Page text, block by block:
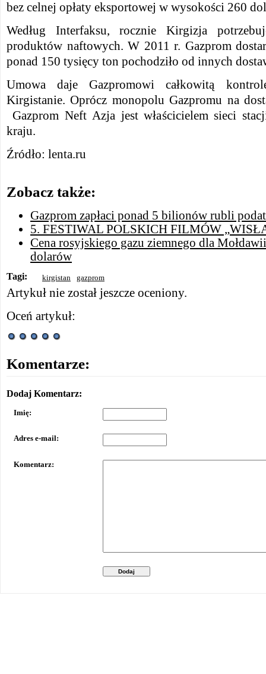
bez celnej opłaty eksportowej w wysokości 260
Według Interfaksu, rocznie Kirgizja
produktów naftowych. W 2011 r. Gazprom
ponad 150 tysięcy ton pochodziło od innych
Umowa daje Gazpromowi całkowitą
Kirgistanie. Oprócz monopolu Gazpromu na
Gazprom Neft Azja jest właścicielem sieci
kraju.
Źródło: lenta.ru
Zobacz także:
Gazprom zapłaci ponad 5 bilionów rubli
5. FESTIWAL POLSKICH FILMÓW
Cena rosyjskiego gazu ziemnego dla
dolarów
Tagi: kirgistan gazprom
Artykuł nie został jeszcze oceniony.
Oceń artykuł:
Komentarze:
Dodaj Komentarz:
Imię:
Adres e-mail:
Komentarz:
Dodaj